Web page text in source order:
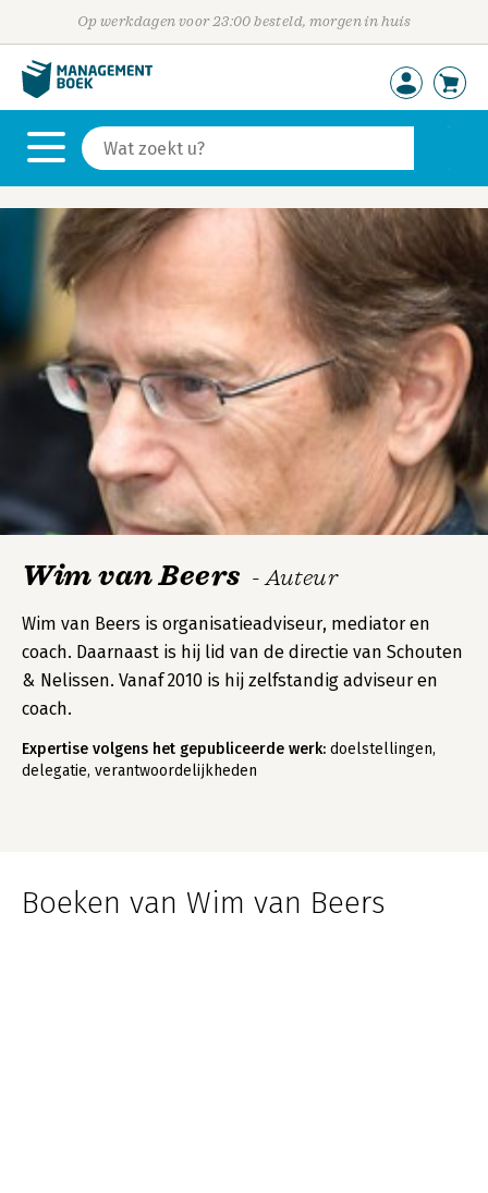
Op werkdagen voor 23:00 besteld, morgen in huis
Wim van Beers - Auteur
Wim van Beers is organisatieadviseur, mediator en
coach. Daarnaast is hij lid van de directie van Schouten
& Nelissen. Vanaf 2010 is hij zelfstandig adviseur en
coach.
Expertise volgens het gepubliceerde werk: doelstellingen,
delegatie, verantwoordelijkheden
Boeken van Wim van Beers